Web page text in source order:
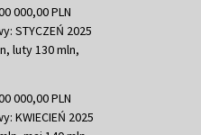
000,00 PLN
STYCZEŃ 2025
luty 130 mln,
000,00 PLN
KWIECIEŃ 2025